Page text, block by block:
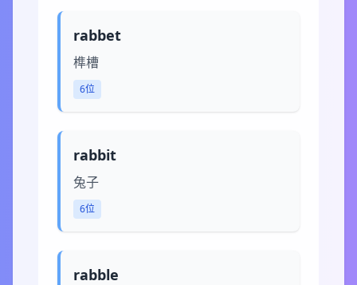
rabbet
榫槽
6位
rabbit
兔子
6位
rabble